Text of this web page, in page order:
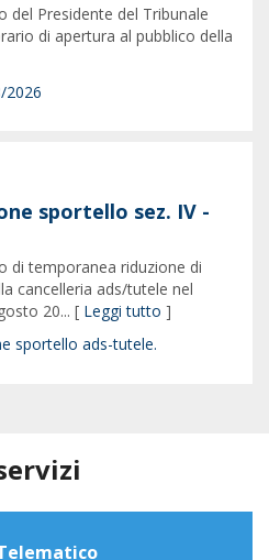
del Presidente del Tribunale
di apertura al pubblico della
2026
sportello sez. IV -
di temporanea riduzione di
cancelleria ads/tutele nel
20... [ Leggi tutto ]
sportello ads-tutele.